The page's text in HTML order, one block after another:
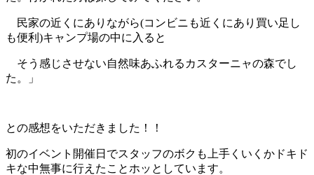
民家の近くにありながら(コンビニも近くにあり買い足し
も便利 )キャンプ場の中に入ると
そう感じさせない自然味あふれるカスターニャの森でし
た。」
との感想をいただきました！！
初のイベント開催日でスタッフのボクも上手くいくかドキド
キな中無事に行えたことホッとしています。